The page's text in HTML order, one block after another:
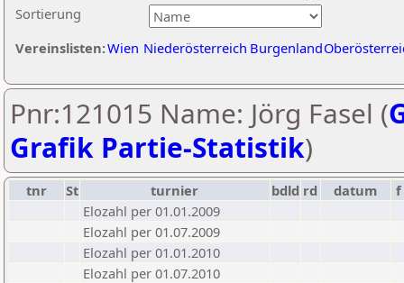
Sortierung
Vereinslisten:Wien Niederösterreich Burgenland
Pnr:121015 Name: Jörg Fasel (
Grafik Partie-Statistik)
tnr St turnier bdld rd datum
f
Elozahl per 01.01.2009
Elozahl per 01.07.2009
Elozahl per 01.01.2010
Elozahl per 01.07.2010